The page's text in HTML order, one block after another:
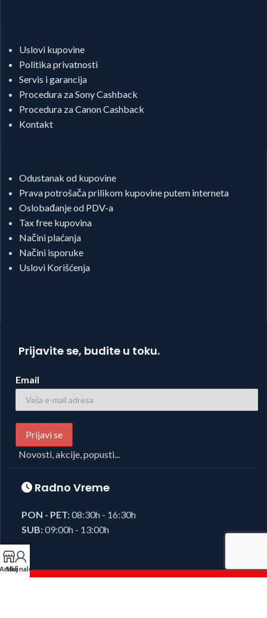
Uslovi kupovine
Politika privatnosti
Servis i garancija
Procedura za Sony Cashback
Procedura za Canon Cashback
Kontakt
Odustanak od kupovine
Prava potrošača prilikom kupovine putem interneta
Oslobađanje od PDV-a
Tax free kupovina
Načini plaćanja
Načini isporuke
Uslovi Korišćenja
Prijavite se, budite u toku.
Email
Novosti, akcije, popusti...
Radno Vreme
PON - PET:08:30h - 16:30h
SUB:09:00h - 13:00h
Artikli
Moj nalog